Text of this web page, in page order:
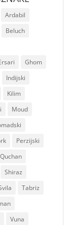
Ardabil
Beluch
Ghom
Indijski
Kilim
Moud
Perzijski
Quchan
Shiraz
Tabriz
Vuna